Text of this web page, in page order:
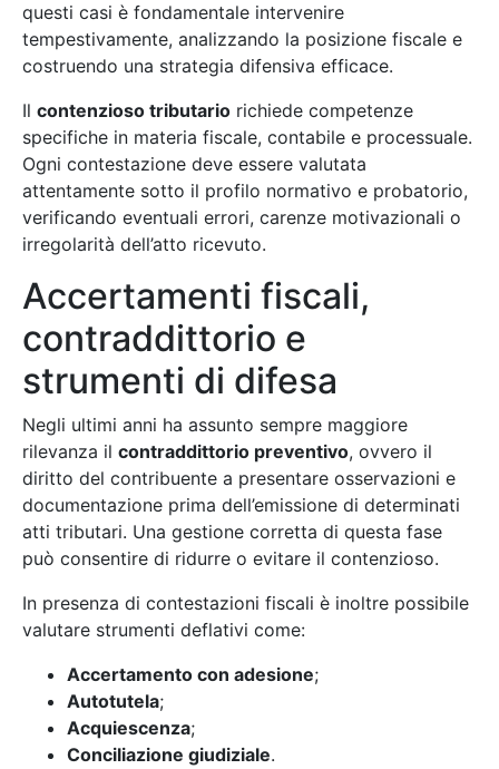
questi casi è fondamentale intervenire
tempestivamente, analizzando la posizione fiscale e
costruendo una strategia difensiva efficace.
Il contenzioso tributario richiede competenze
specifiche in materia fiscale, contabile e processuale.
Ogni contestazione deve essere valutata
attentamente sotto il profilo normativo e probatorio,
verificando eventuali errori, carenze motivazionali o
irregolarità dell’atto ricevuto.
Accertamenti fiscali,
contraddittorio e
strumenti di difesa
Negli ultimi anni ha assunto sempre maggiore
rilevanza il contraddittorio preventivo, ovvero il
diritto del contribuente a presentare osservazioni e
documentazione prima dell’emissione di determinati
atti tributari. Una gestione corretta di questa fase
può consentire di ridurre o evitare il contenzioso.
In presenza di contestazioni fiscali è inoltre possibile
valutare strumenti deflativi come:
Accertamento con adesione;
Autotutela;
Acquiescenza;
Conciliazione giudiziale.